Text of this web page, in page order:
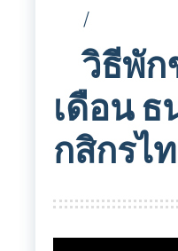
วิธีพัก
เดือน ธ
กสิกรไ